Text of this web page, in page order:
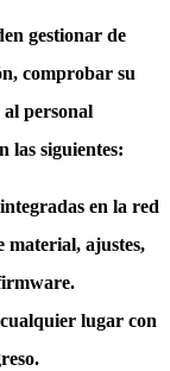
gestionar de
comprobar su
al personal
las siguientes:
integradas en la red
material, ajustes,
lugar con